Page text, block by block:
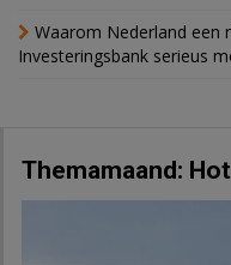
Waarom Nederland een
Investeringsbank serieus
Themamaand: